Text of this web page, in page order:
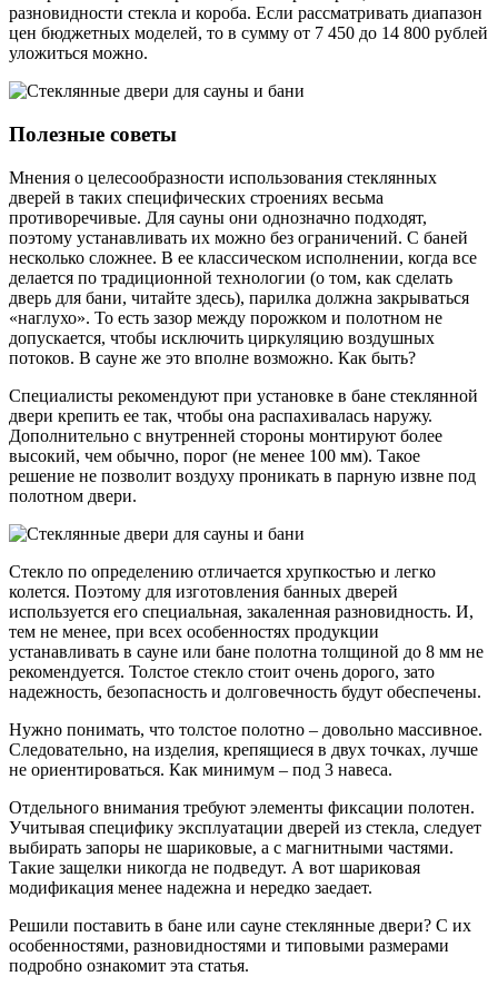
разновидности стекла и короба. Если рассматривать диапазон
цен бюджетных моделей, то в сумму от 7 450 до 14 800 рублей
уложиться можно.
Полезные советы
Мнения о целесообразности использования стеклянных
дверей в таких специфических строениях весьма
противоречивые. Для сауны они однозначно подходят,
поэтому устанавливать их можно без ограничений. С баней
несколько сложнее. В ее классическом исполнении, когда все
делается по традиционной технологии (о том, как сделать
дверь для бани, читайте здесь), парилка должна закрываться
«наглухо». То есть зазор между порожком и полотном не
допускается, чтобы исключить циркуляцию воздушных
потоков. В сауне же это вполне возможно. Как быть?
Специалисты рекомендуют при установке в бане стеклянной
двери крепить ее так, чтобы она распахивалась наружу.
Дополнительно с внутренней стороны монтируют более
высокий, чем обычно, порог (не менее 100 мм). Такое
решение не позволит воздуху проникать в парную извне под
полотном двери.
Стекло по определению отличается хрупкостью и легко
колется. Поэтому для изготовления банных дверей
используется его специальная, закаленная разновидность. И,
тем не менее, при всех особенностях продукции
устанавливать в сауне или бане полотна толщиной до 8 мм не
рекомендуется. Толстое стекло стоит очень дорого, зато
надежность, безопасность и долговечность будут обеспечены.
Нужно понимать, что толстое полотно – довольно массивное.
Следовательно, на изделия, крепящиеся в двух точках, лучше
не ориентироваться. Как минимум – под 3 навеса.
Отдельного внимания требуют элементы фиксации полотен.
Учитывая специфику эксплуатации дверей из стекла, следует
выбирать запоры не шариковые, а с магнитными частями.
Такие защелки никогда не подведут. А вот шариковая
модификация менее надежна и нередко заедает.
Решили поставить в бане или сауне стеклянные двери? С их
особенностями, разновидностями и типовыми размерами
подробно ознакомит эта статья.